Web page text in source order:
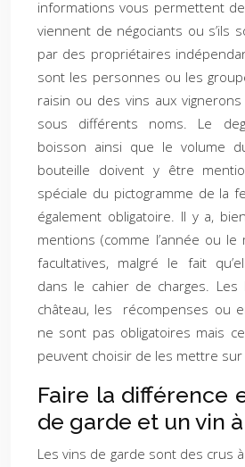
informations vous permettent
viennent de négociants ou s’ils
par des propriétaires
sont les personnes ou les
raisin ou des vins aux
sous différents noms. Le
boisson ainsi que le volume
bouteille doivent y être
spéciale du pictogramme de la
également obligatoire. Il y a,
mentions (comme l’année ou
facultatives, malgré le fait
dans le cahier de charges.
château, les récompenses ou
ne sont pas obligatoires mais
peuvent choisir de les mettre
Faire la différence
de garde et un vin
Les vins de garde sont des crus